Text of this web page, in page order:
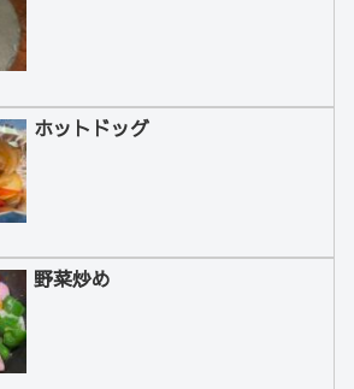
ホットドッグ
野菜炒め